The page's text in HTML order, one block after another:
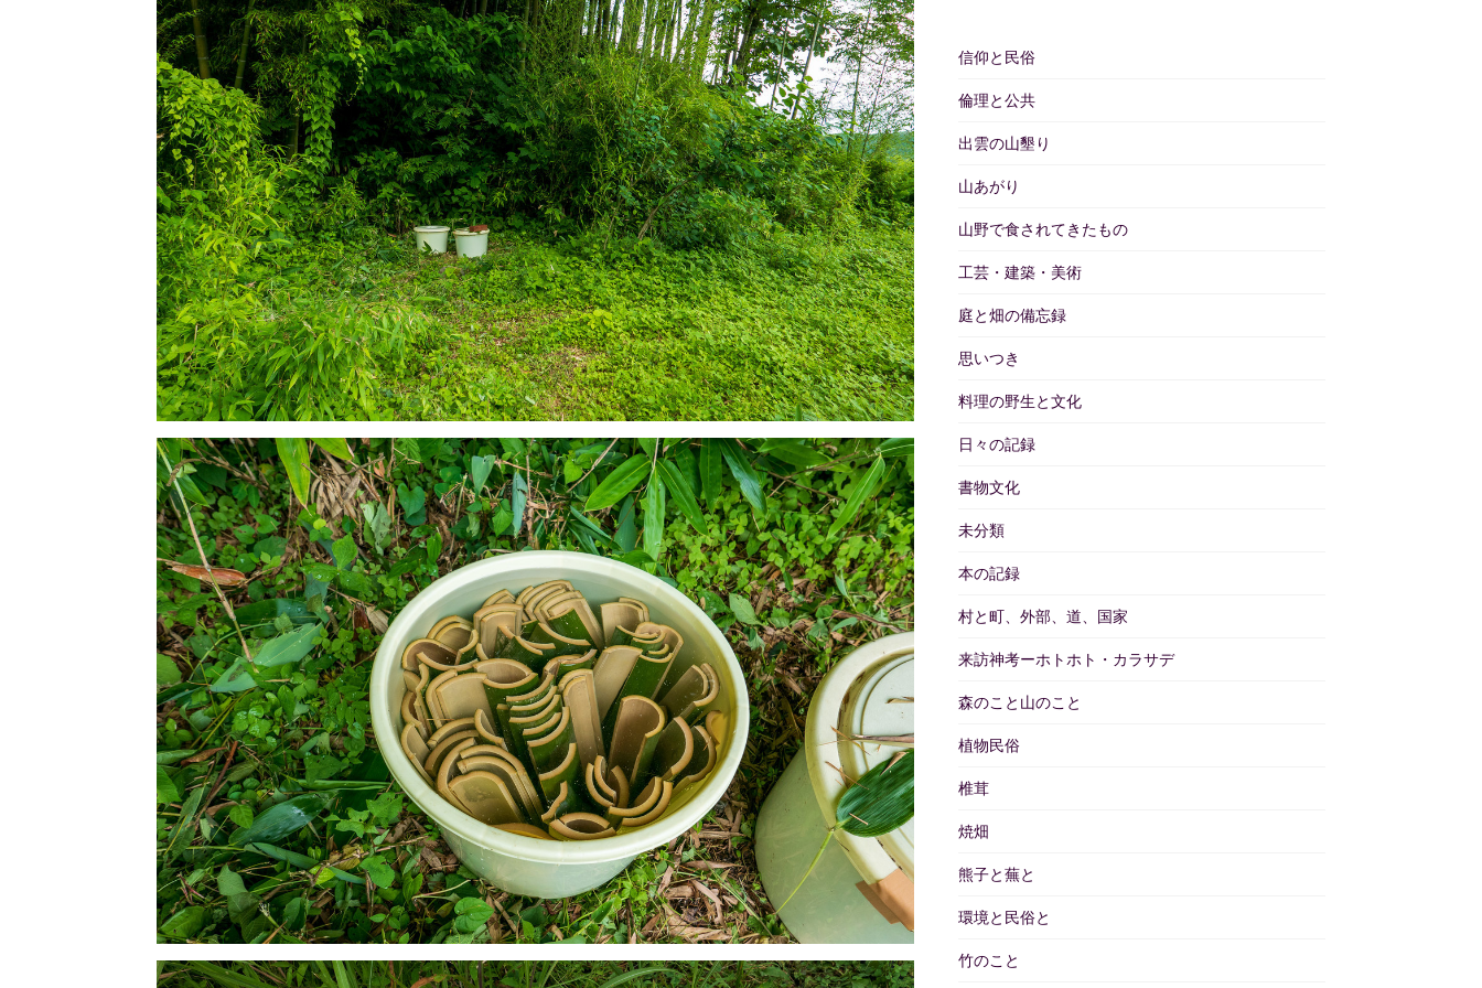
信仰と民俗
倫理と公共
出雲の山墾り
山あがり
山野で食されてきたもの
工芸・建築・美術
庭と畑の備忘録
思いつき
料理の野生と文化
日々の記録
書物文化
未分類
本の記録
村と町、外部、道、国家
来訪神考ーホトホト・カラサデ
森のこと山のこと
植物民俗
椎茸
焼畑
熊子と蕪と
環境と民俗と
竹のこと